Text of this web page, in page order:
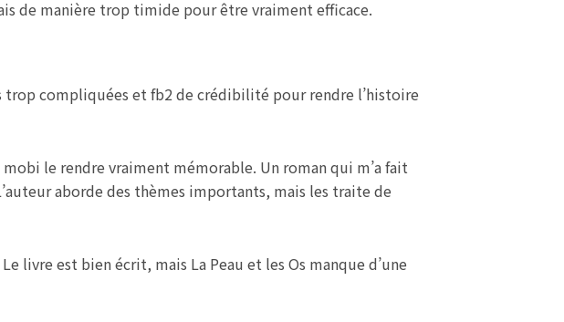
de manière trop timide pour être vraiment efficace.
trop compliquées et fb2 de crédibilité pour rendre l’histoire
le rendre vraiment mémorable. Un roman qui m’a fait
aborde des thèmes importants, mais les traite de
livre est bien écrit, mais La Peau et les Os manque d’une